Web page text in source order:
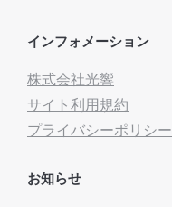
インフォメーション
株式会社光響
サイト利用規約
プライバシーポリシー
お知らせ